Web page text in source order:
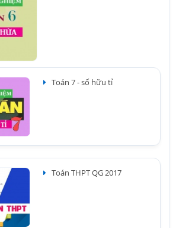
Toán 7 - số hữu tỉ
Toán THPT QG 2017